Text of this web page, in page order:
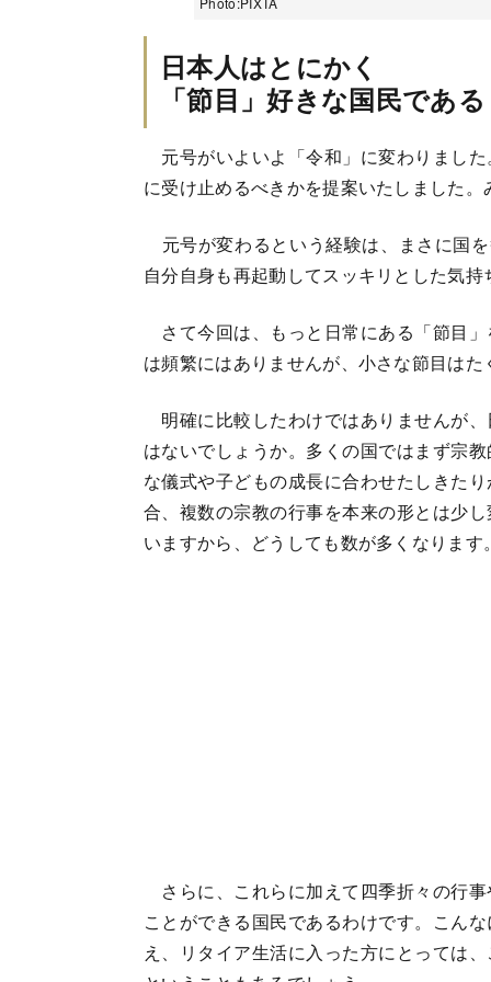
日本人はとにかく
「節目」好きな国民である
元号がいよいよ「令和」に変わりまし
に受け止めるべきかを提案いたしました
元号が変わるという経験は、まさに国
自分自身も再起動してスッキリとした気
さて今回は、もっと日常にある「節目
は頻繁にはありませんが、小さな節目は
明確に比較したわけではありませんが
はないでしょうか。多くの国ではまず宗
な儀式や子どもの成長に合わせたしきた
合、複数の宗教の行事を本来の形とは少
いますから、どうしても数が多くなります
さらに、これらに加えて四季折々の行
ことができる国民であるわけです。こん
え、リタイア生活に入った方にとっては